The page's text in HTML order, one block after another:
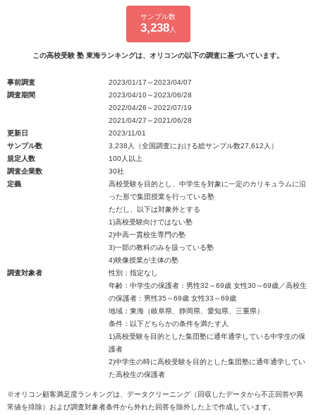
サンプル数
3,238人
この高校受験 塾 東海ランキングは、オリコンの以下の調査に基づいています。
事前調査
2023/01/17～2023/04/07
調査期間
2023/04/10～2023/06/28
2022/04/26～2022/07/19
2021/04/27～2021/06/28
更新日
2023/11/01
サンプル数
3,238人（全国調査における総サンプル数27,612人）
規定人数
100人以上
調査企業数
30社
定義
高校受験を目的とし、中学生を対象に一定のカリキュラムに沿
った形で集団授業を行っている塾
ただし、以下は対象外とする
1)高校受験向けではない塾
2)中高一貫校生専門の塾
3)一部の教科のみを扱っている塾
4)映像授業が主体の塾
調査対象者
性別：指定なし
年齢：中学生の保護者：男性32～69歳 女性30～69歳／高校生
の保護者：男性35～69歳 女性33～69歳
地域：東海（岐阜県、静岡県、愛知県、三重県）
条件：以下どちらかの条件を満たす人
1)高校受験を目的とした集団塾に通年通学している中学生の保
護者
2)中学生の時に高校受験を目的とした集団塾に通年通学してい
た高校生の保護者
※オリコン顧客満足度ランキングは、データクリーニング（回収したデータから不正回答や異
常値を排除）および調査対象者条件から外れた回答を除外した上で作成しています。